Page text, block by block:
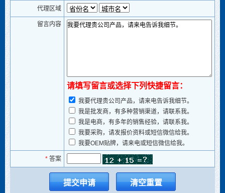
代理区域
留言内容
请填写留言或选择下列快捷留言：
我要代理贵公司产品，请来电告诉我细节。
我是批发商，有多种营销渠道，请联系我。
我是电商，有多年的销售经验，请联系我。
我要采购，请发报价资料或短信微信给我。
我要OEM贴牌，请来电或短信微信给我。
* 答案